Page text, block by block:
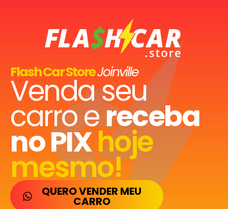
Flash Car StoreJoinville
Venda seu
carro ereceba
no PIXhoje
mesmo!
QUERO VENDER MEU
CARRO